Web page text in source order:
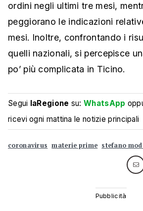
ordini negli ultimi tre mesi,
peggiorano le indicazioni
mesi. Inoltre, confrontando i
quelli nazionali, si percepisce
po’ più complicata in Ticino.
Segui laRegione su:WhatsApp
ricevi ogni mattina le notizie principali
coronavirus materie prime stefano